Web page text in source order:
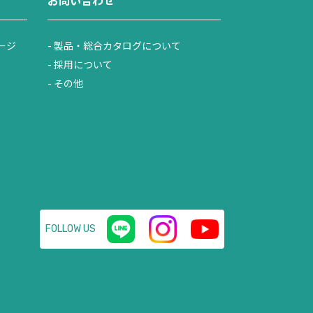
ジ
製品・総合カタログについて
採用について
その他
FOLLOW US